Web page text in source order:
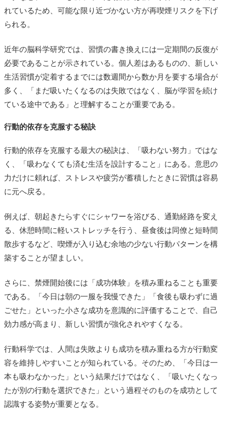
れているため、可能な限り近づかない方が再喫煙リスクを下げ
られる。
近年の脳科学研究では、習慣の書き換えには一定期間の反復が
必要であることが示されている。個人差はあるものの、新しい
生活習慣が定着するまでには数週間から数か月を要する場合が
多く、「まだ吸いたくなるのは失敗ではなく、脳が学習を続け
ている途中である」と理解することが重要である。
行動的依存を克服する秘訣
行動的依存を克服する最大の秘訣は、「吸わない努力」ではな
く、「吸わなくても済む生活を設計すること」にある。意思の
力だけに頼れば、ストレスや疲労が蓄積したときに習慣は容易
に元へ戻る。
例えば、朝起きたらすぐにシャワーを浴びる、通勤経路を変え
る、休憩時間に軽いストレッチを行う、昼食後は同僚と短時間
散歩するなど、喫煙が入り込む余地の少ない行動パターンを構
築することが望ましい。
さらに、禁煙開始後には「成功体験」を積み重ねることも重要
である。「今日は朝の一服を我慢できた」「食後も吸わずに過
ごせた」といった小さな成功を意識的に評価することで、自己
効力感が高まり、新しい習慣が強化されやすくなる。
行動科学では、人間は失敗よりも成功を積み重ねる方が行動変
容を維持しやすいことが知られている。そのため、「今日は一
本も吸わなかった」という結果だけではなく、「吸いたくなっ
たが別の行動を選択できた」という過程そのものを成功として
認識する姿勢が重要となる。